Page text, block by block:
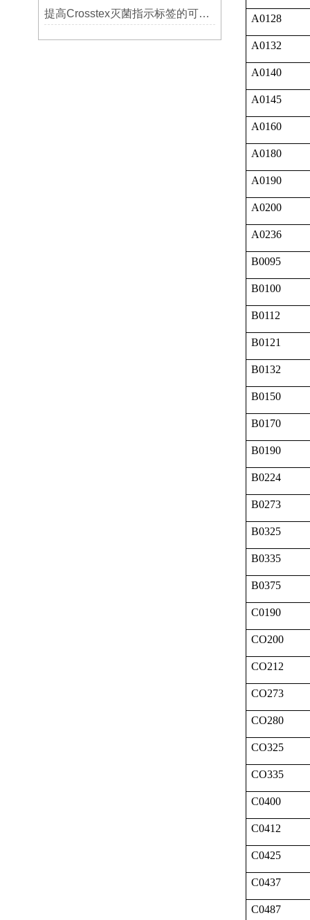
提高Crosstex灭菌指示标签的可见性和识别度的方法 A0128
A0132
A0140
A0145
A0160
A0180
A0190
A0200
A0236
B0095
B0100
B0112
B0121
B0132
B0150
B0170
B0190
B0224
B0273
B0325
B0335
B0375
C0190
CO200
CO212
CO273
CO280
CO325
CO335
C0400
C0412
C0425
C0437
C0487